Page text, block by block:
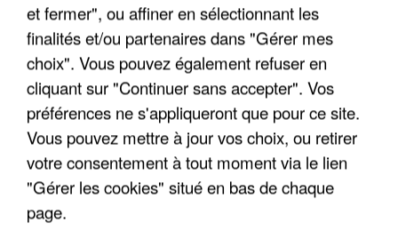
et fermer", ou affiner en sélectionnant les
finalités et/ou partenaires dans "Gérer mes
choix". Vous pouvez également refuser en
cliquant sur "Continuer sans accepter". Vos
préférences ne s'appliqueront que pour ce site.
Vous pouvez mettre à jour vos choix, ou retirer
votre consentement à tout moment via le lien
"Gérer les cookies" situé en bas de chaque
page.